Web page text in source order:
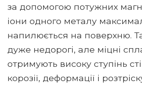
за допомогою потужних
іони одного металу
напилюється на поверхню.
дуже недорогі, але міцні
отримують високу ступінь
корозії, деформації і